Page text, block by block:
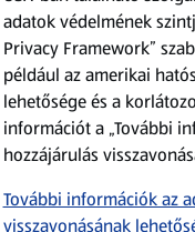
0,8 kg
(1 186,25 Ft/1
949,00
adatok védelmének
Privacy Framework”
például az amerikai
lehetősége és a
információt a „További
hozzájárulás
További információk az
visszavonásának